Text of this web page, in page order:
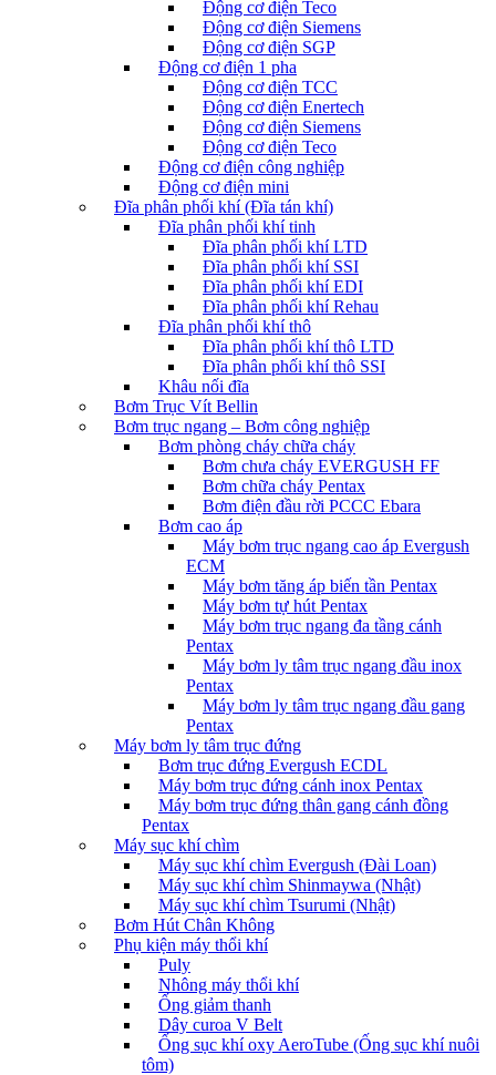
Động cơ điện Teco
Động cơ điện Siemens
Động cơ điện SGP
Động cơ điện 1 pha
Động cơ điện TCC
Động cơ điện Enertech
Động cơ điện Siemens
Động cơ điện Teco
Động cơ điện công nghiệp
Động cơ điện mini
Đĩa phân phối khí (Đĩa tán khí)
Đĩa phân phối khí tinh
Đĩa phân phối khí LTD
Đĩa phân phối khí SSI
Đĩa phân phối khí EDI
Đĩa phân phối khí Rehau
Đĩa phân phối khí thô
Đĩa phân phối khí thô LTD
Đĩa phân phối khí thô SSI
Khâu nối đĩa
Bơm Trục Vít Bellin
Bơm trục ngang – Bơm công nghiệp
Bơm phòng cháy chữa cháy
Bơm chưa cháy EVERGUSH FF
Bơm chữa cháy Pentax
Bơm điện đầu rời PCCC Ebara
Bơm cao áp
Máy bơm trục ngang cao áp Evergush
ECM
Máy bơm tăng áp biến tần Pentax
Máy bơm tự hút Pentax
Máy bơm trục ngang đa tầng cánh
Pentax
Máy bơm ly tâm trục ngang đầu inox
Pentax
Máy bơm ly tâm trục ngang đầu gang
Pentax
Máy bơm ly tâm trục đứng
Bơm trục đứng Evergush ECDL
Máy bơm trục đứng cánh inox Pentax
Máy bơm trục đứng thân gang cánh đồng
Pentax
Máy sục khí chìm
Máy sục khí chìm Evergush (Đài Loan)
Máy sục khí chìm Shinmaywa (Nhật)
Máy sục khí chìm Tsurumi (Nhật)
Bơm Hút Chân Không
Phụ kiện máy thổi khí
Puly
Nhông máy thổi khí
Ống giảm thanh
Dây curoa V Belt
Ống sục khí oxy AeroTube (Ống sục khí nuôi
tôm)